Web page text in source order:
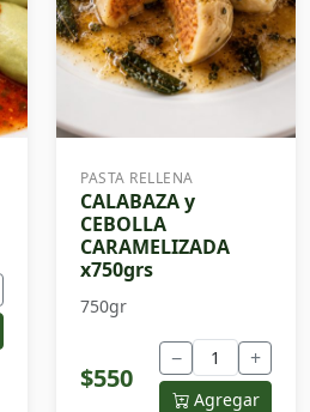
PASTA RELLENA
CALABAZA y
CEBOLLA
CARAMELIZADA
x750grs
750gr
$550
− +
Agregar